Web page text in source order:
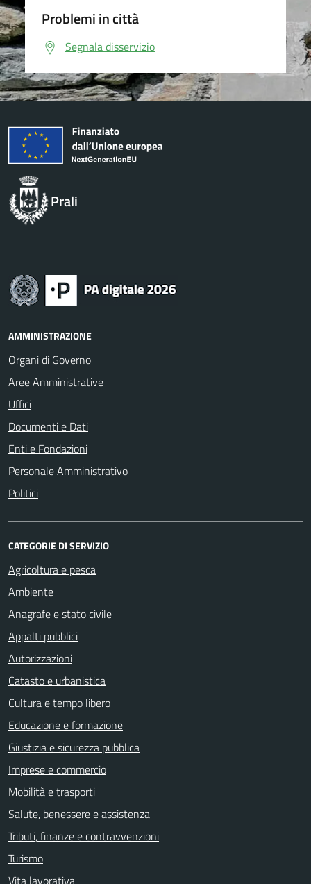
Problemi in città
Segnala disservizio
Prali
AMMINISTRAZIONE
Organi di Governo
Aree Amministrative
Uffici
Documenti e Dati
Enti e Fondazioni
Personale Amministrativo
Politici
CATEGORIE DI SERVIZIO
Agricoltura e pesca
Ambiente
Anagrafe e stato civile
Appalti pubblici
Autorizzazioni
Catasto e urbanistica
Cultura e tempo libero
Educazione e formazione
Giustizia e sicurezza pubblica
Imprese e commercio
Mobilità e trasporti
Salute, benessere e assistenza
Tributi, finanze e contravvenzioni
Turismo
Vita lavorativa